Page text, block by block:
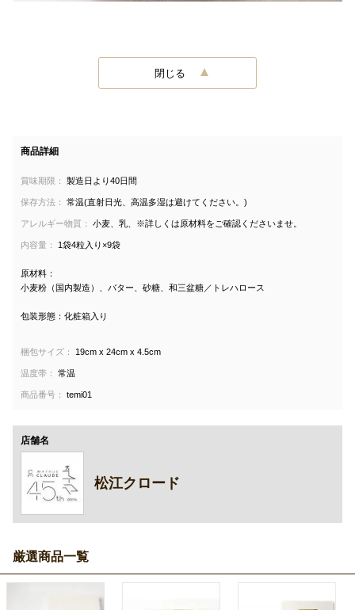
閉じる
商品詳細
賞味期限： 製造日より40日間
保存方法： 常温(直射日光、高温多湿は避けてください。)
アレルギー物質： 小麦、乳、※詳しくは原材料をご確認くださいませ。
内容量： 1袋4粒入り×9袋
原材料：
小麦粉（国内製造）、バター、砂糖、和三盆糖／トレハロース
包装形態：化粧箱入り
梱包サイズ： 19cm x 24cm x 4.5cm
温度帯： 常温
商品番号： temi01
店舗名
松江クロード
厳選商品一覧